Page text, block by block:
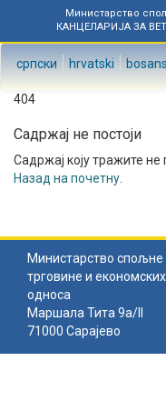
Министарство
КАНЦЕЛАРИЈА ЗА
српски hrvatski
404
Садржај не постоји
Садржај коју тражите не
Назад на почетну
Министарство спољне
трговине и економских
односа
Маршала Тита 9а/II
71000 Сарајево